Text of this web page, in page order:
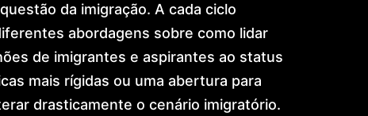
da imigração. A cada ciclo
abordagens sobre como lidar
de imigrantes e aspirantes ao status
mais rígidas ou uma abertura para
drasticamente o cenário imigratório.